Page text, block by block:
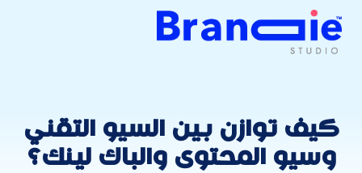
كيف توازن بين السيو التقني
وسيو المحتوى والباك لينك؟